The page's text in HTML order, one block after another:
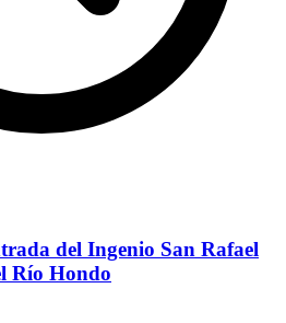
del Ingenio San Rafael
Río Hondo